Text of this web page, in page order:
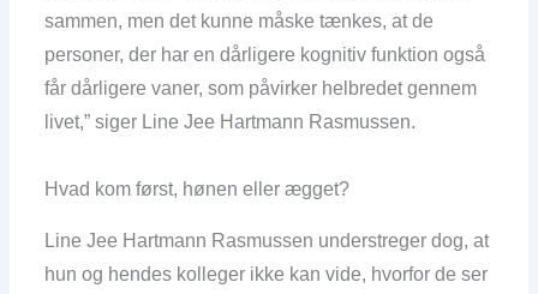
sammen, men det kunne måske tænkes, at de
personer, der har en dårligere kognitiv funktion også
får dårligere vaner, som påvirker helbredet gennem
livet,” siger Line Jee Hartmann Rasmussen.
Hvad kom først, hønen eller ægget?
Line Jee Hartmann Rasmussen understreger dog, at
hun og hendes kolleger ikke kan vide, hvorfor de ser